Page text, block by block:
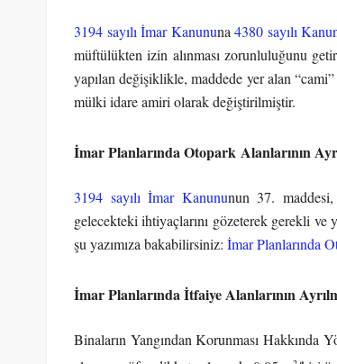
3194 sayılı İmar Kanununa4380 sayılı
müftülükten izin alınması zorunluluğunu
yapılan değişiklikle, maddede yer alan
mülki idare amiri olarak değiştirilmiştir.
İmar Planlarında Otopark Alanlarının
3194 sayılı İmar Kanununun 37. maddesi,
gelecekteki ihtiyaçlarını gözeterek gerekli
şu yazımıza bakabilirsiniz: İmar Planlarında
İmar Planlarında İtfaiye Alanlarının
Binaların Yangından Korunması Hakkında